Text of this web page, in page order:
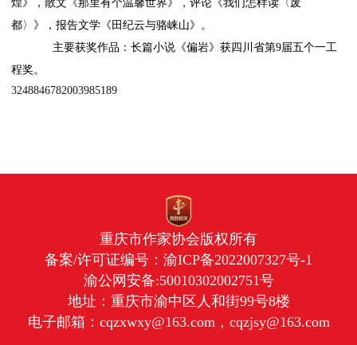
煌》，散文《那里有个温馨世界》，评论《我们怎样读〈废
都〉》，报告文学《田纪云与骆崃山》。
主要获奖作品：长篇小说《偏岩》获四川省第9届五个一工
程奖。
3248846782003985189
重庆市作家协会版权所有
备案/许可证编号： 渝ICP备2022007327号-1
渝公网安备:50010302002751号
地址：重庆市渝中区人和街99号8楼
电子邮箱：cqzxwxy@163.com，cqzjsy@163.com